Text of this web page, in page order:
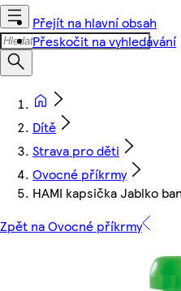
Přejít na hlavní obsah
Přeskočit na vyhledávání
Dítě
Strava pro děti
Ovocné příkrmy
HAMI kapsička Jablko
Zpět na Ovocné příkrmy